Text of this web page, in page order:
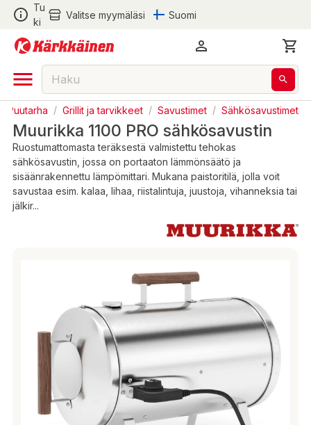
Tu
ki
Valitse myymäläsi Suomi
Puutarha / Grillit ja tarvikkeet / Savustimet / Sähkösavustimet
Muurikka 1100 PRO sähkösavustin
Ruostumattomasta teräksestä valmistettu tehokas
sähkösavustin, jossa on portaaton lämmönsäätö ja
sisäänrakennettu lämpömittari. Mukana paistoritilä, jolla voit
savustaa esim. kalaa, lihaa, riistalintuja, juustoja, vihanneksia tai
jälkir...